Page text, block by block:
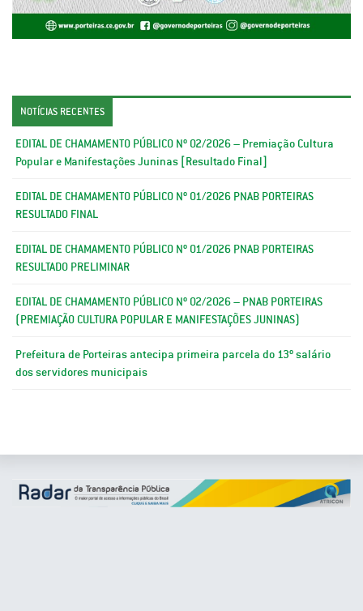
NOTÍCIAS RECENTES
EDITAL DE CHAMAMENTO PÚBLICO Nº 02/2026 – Premiação Cultura
Popular e Manifestações Juninas [Resultado Final]
EDITAL DE CHAMAMENTO PÚBLICO Nº 01/2026 PNAB PORTEIRAS
RESULTADO FINAL
EDITAL DE CHAMAMENTO PÚBLICO Nº 01/2026 PNAB PORTEIRAS
RESULTADO PRELIMINAR
EDITAL DE CHAMAMENTO PÚBLICO Nº 02/2026 – PNAB PORTEIRAS
(PREMIAÇÃO CULTURA POPULAR E MANIFESTAÇÕES JUNINAS)
Prefeitura de Porteiras antecipa primeira parcela do 13º salário
dos servidores municipais